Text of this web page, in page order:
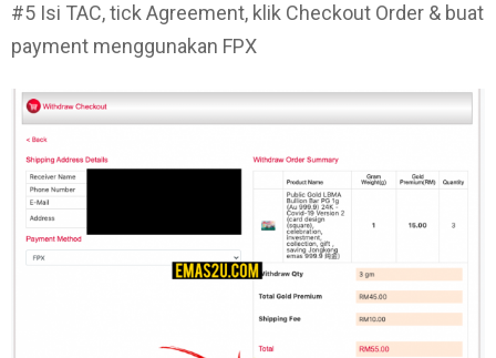
#5 Isi TAC, tick Agreement, klik Checkout Order & buat
payment menggunakan FPX